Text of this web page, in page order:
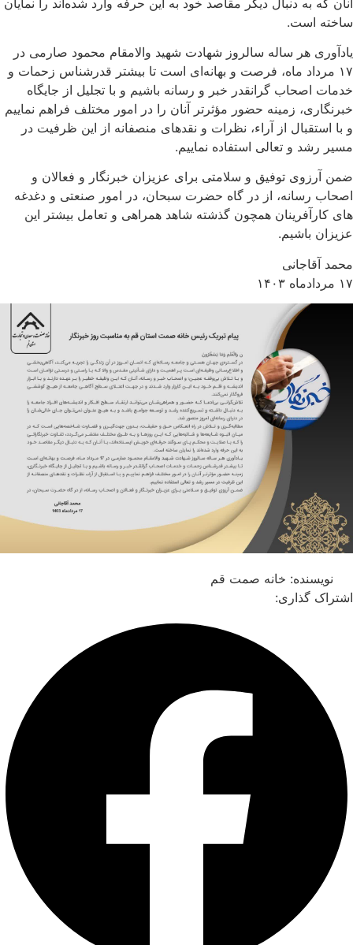
ساخته است.
یادآوری هر ساله سالروز شهادت شهید والامقام محمود صارمی در
۱۷ مرداد ماه، فرصت و بهانه‌ای است تا بیشتر قدرشناس زحمات و
خدمات اصحاب گرانقدر خبر و رسانه باشیم و با تجلیل از جایگاه
خبرنگاری، زمینه حضور مؤثرتر آنان را در امور مختلف فراهم نماییم
و با استقبال از آراء، نظرات و نقدهای منصفانه از این ظرفیت در
مسیر رشد و تعالی استفاده نماییم.
ضمن آرزوی توفیق و سلامتی برای عزیزان خبرنگار و فعالان و
اصحاب رسانه، از در گاه حضرت سبحان، در امور صنعتی و دغدغه
های کارآفرینان همچون گذشته شاهد همراهی و تعامل بیشتر این
عزیزان باشیم.
محمد آقاجانی
۱۷ مردادماه ۱۴۰۳
نویسنده: خانه صمت قم
اشتراک گذاری: